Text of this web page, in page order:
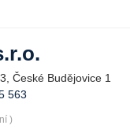
České Budějovice 1
563
)